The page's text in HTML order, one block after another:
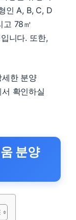
인 A, B, C, D
고 78㎡
니다. 또한,
한 분양
확인하실
분양